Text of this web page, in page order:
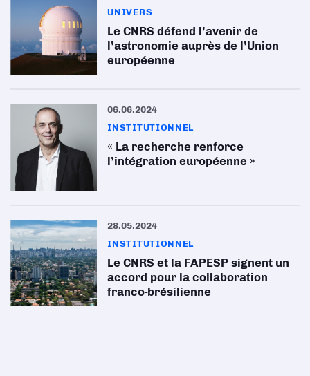
UNIVERS
Le CNRS défend l’avenir de
l’astronomie auprès de l’Union
européenne
06.06.2024
INSTITUTIONNEL
« La recherche renforce
l’intégration européenne »
28.05.2024
INSTITUTIONNEL
Le CNRS et la FAPESP signent un
accord pour la collaboration
franco-brésilienne